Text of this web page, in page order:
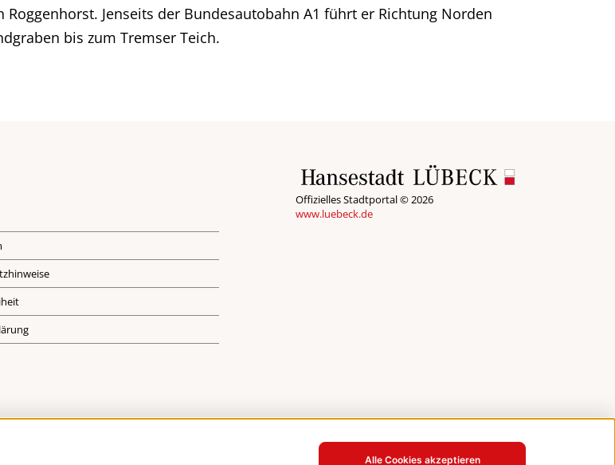
Alle Cookies akzeptieren
Jenseits der Bundesautobahn A1 führt er Richtung Norden
bis zum Tremser Teich.
Offizielles Stadtportal © 2026
www.luebeck.de